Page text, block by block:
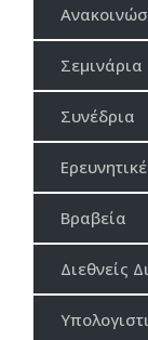
Συνέδρια
Βραβεία
Διεθνείς